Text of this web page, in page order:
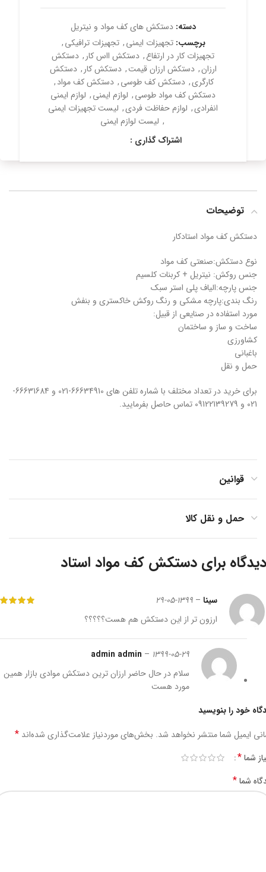
دسته: دستکش های کف مواد و نیتریل
برچسب: تجهیزات ایمنی, تجهیزات ترافیکی,
تجهیزات کار در ارتفاع, دستکش ااس کار, دستکش
ارزان, دستکش ارزان قیمت, دستکش کار, دستکش
کارگری, دستکش کف طوسی, دستکش کف مواد,
دستکش کف مواد طوسی, لوازم ایمنی, لوازم ایمنی
انفرادی, لوازم حفاظت فردی, لیست تجهیزات ایمنی
, لیست لوازم ایمنی
اشتراک گذاری :
توضیحات
دستکش کف مواد استادکار
نوع دستکش:صنعتی کف مواد
جنس روکش: نیتریل + کربنات کلسیم
جنس پارچه:الیاف پلی استر سبک
رنگ بندی:پارچه مشکی و رنگ روکش خاکستری و بنفش
مورد استفاده در صنایعی از قبیل:
ساخت و ساز و ساختمان
کشاورزی
باغبانی
حمل و نقل
برای خرید در تعداد مختلف با شماره تلفن های 66634910-021 و 66631684-
021 و 09122139279 تماس حاصل بفرمایید.
قوانین
حمل و نقل کالا
دستکش کف مواد استاد
سینا –
1399-05-29
ارزون تر از این دستکش هم هست؟؟؟؟؟
admin admin – 1399-05-29
سلام در حال حاضر ارزان ترین دستکش موادی بازار همین
مورد هست
خود را بنویسید
ایمیل شما منتشر نخواهد شد. بخش‌های موردنیاز علامت‌گذاری شده‌اند *
شما*
شما*